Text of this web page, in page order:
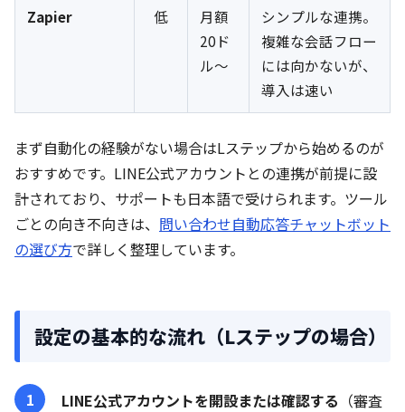
Zapier 低
月額
20ド
ル〜
シンプルな連携。
複雑な会話フロー
には向かないが、
導入は速い
まず自動化の経験がない場合はLステップから始めるのが
おすすめです。LINE公式アカウントとの連携が前提に設
計されており、サポートも日本語で受けられます。ツール
ごとの向き不向きは、 問い合わせ自動応答チャットボット
の選び方で詳しく整理しています。
設定の基本的な流れ（Lステップの場合）
LINE公式アカウントを開設または確認する （審査